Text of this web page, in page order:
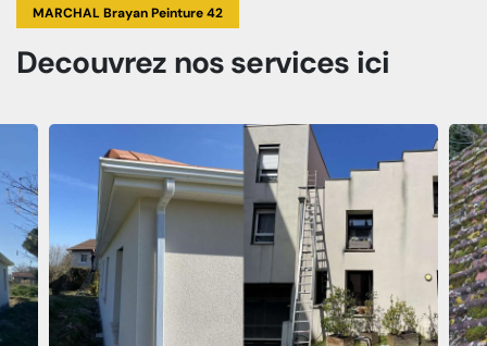
MARCHAL Brayan Peinture 42
Decouvrez nos services ici